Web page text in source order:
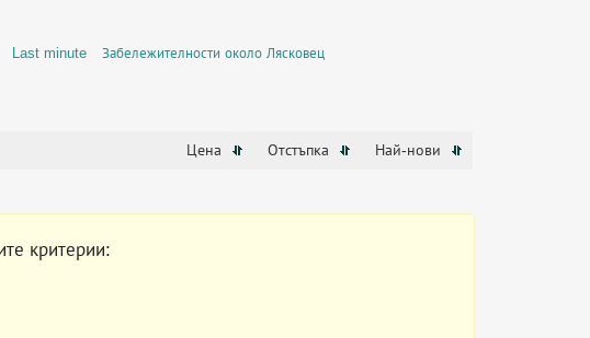
Last minute Забележителности около Лясковец
Цена Отстъпка Най-нови
критерии: